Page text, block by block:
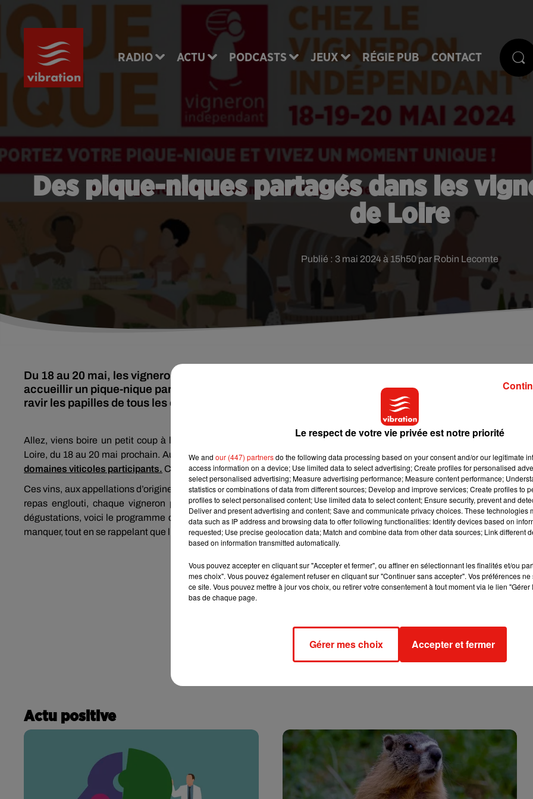
RADIO ACTU PODCASTS JEUX RÉGIE PUB CONTACT
Des pique-niques partagés dans les
de Loire
Publié : 3 mai 2024 à 15h50 par Robin Lecomte
Du 18 au 20 mai, les vignerons indépendants du Centre-Val de Loire ouvrent leurs portes, pour
accueillir un pique-nique partagé. Un week-end rempli d’animations et de dégustations, qui saura
ravir les papilles de tous les curieux.
Allez, viens boire un petit coup à la maison ! C’est l’initiative proposée par les vignerons indépendants du Centre-Val
Loire, du 18 au 20 mai prochain. Au cœur du programme de cette quatorzième édition, un pique-niqueau sein d’un des
domaines viticoles participants. Chacun ramène son casse-croûte, tandis que le vigneron fourni le vin.
Ces vins, aux appellations d’origine certifiée (AOC) diverses, sauront ravir les passionnés comme les néophytes. Une
repas englouti, chaque vigneron proposera à ses visiteurs de découvrir son domaine, à sa manière. Balades,
dégustations, voici le programme qui occupera votre week-end de la Pentecôte. Un moment entre joie et partage à ne
manquer, tout en se rappelant que l’abus d’alcool est dangereux pour la santé.
Actu positive
Le respect de votre vie privée est notre priorité
We and our (447) partnersdo the following data processing based on your consent and/or our legitimate
access information on a device; Use limited data to select advertising; Create profiles for personalised
select personalised advertising; Measure advertising performance; Measure content performance;
statistics or combinations of data from different sources; Develop and improve services; Create profiles to
profiles to select personalised content; Use limited data to select content; Ensure security, prevent and
Deliver and present advertising and content; Save and communicate privacy choices. These technologies
data such as IP address and browsing data to offer following functionalities: Identify devices based on
requested; Use precise geolocation data; Match and combine data from other data sources; Link different
based on information transmitted automatically.
Vous pouvez accepter en cliquant sur "Accepter et fermer", ou affiner en sélectionnant les finalités et/ou
mes choix". Vous pouvez également refuser en cliquant sur "Continuer sans accepter". Vos préférences
ce site. Vous pouvez mettre à jour vos choix, ou retirer votre consentement à tout moment via le lien
bas de chaque page.
Gérer mes choix Accepter et fermer